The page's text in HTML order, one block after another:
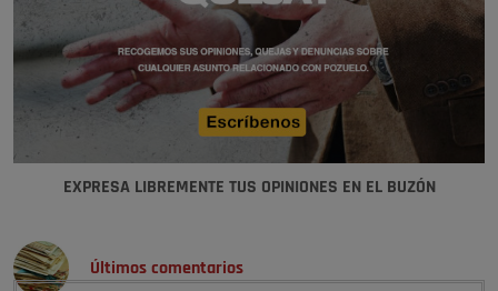
EXPRESA LIBREMENTE TUS OPINIONES EN EL BUZÓN
Últimos comentarios